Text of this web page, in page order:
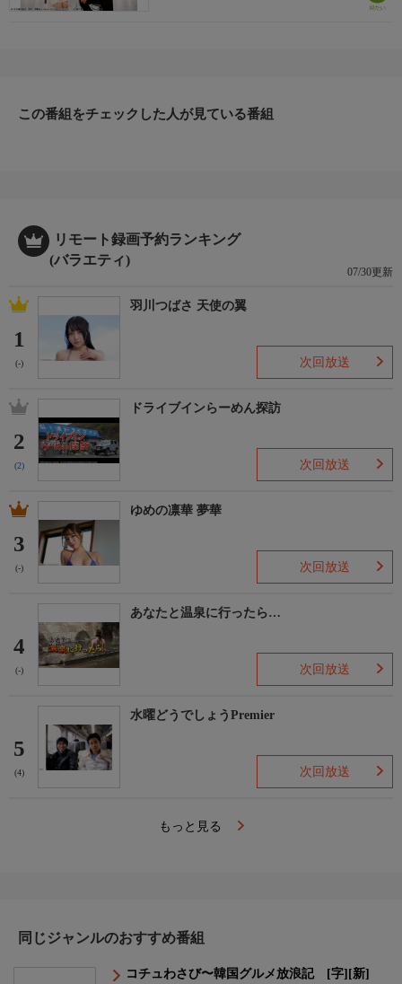
この番組をチェックした人が見ている番組
リモート録画予約ランキング
(バラエティ)
07/30更新
1
(-)
羽川つばさ 天使の翼
次回放送
2
(2)
ドライブインらーめん探訪
次回放送
3
(-)
ゆめの凛華 夢華
次回放送
4
(-)
あなたと温泉に行ったら…
次回放送
5
(4)
水曜どうでしょうPremier
次回放送
もっと見る
同じジャンルのおすすめ番組
コチュわさび〜韓国グルメ放浪記 [字][新]